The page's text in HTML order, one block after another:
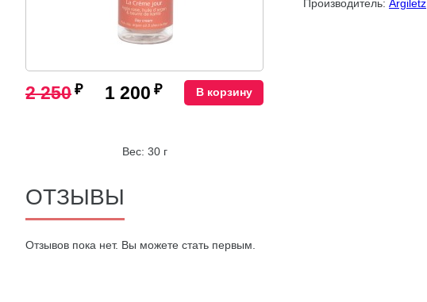
Вес: 30 г
2 250 ₽ 1 200 ₽ В корзину
Производитель: Argiletz
ОТЗЫВЫ
Oтзывов пока нет. Вы можете стать первым.